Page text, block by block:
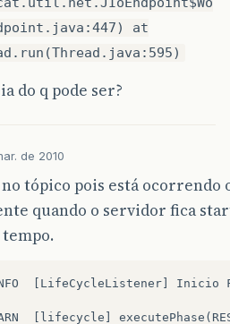
at
do q pode ser?
de 2010
no tópico pois está
quando o servidor fica
LifeCycleListener Inicio
lifecycle executePhase (